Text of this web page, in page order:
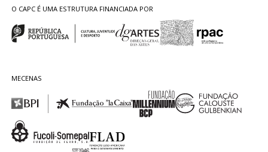
O CAPC É UMA ESTRUTURA FINANCIADA POR
MECENAS